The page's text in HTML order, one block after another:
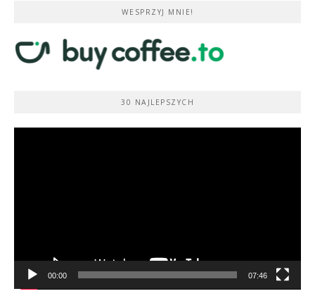
WESPRZYJ MNIE!
30 NAJLEPSZYCH
00:00 07:46